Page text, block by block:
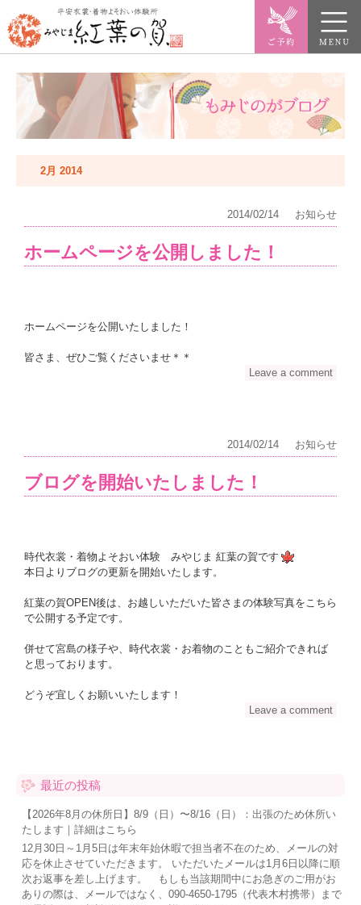
2月 2014
2014/02/14 お知らせ
ホームページを公開しました！
ホームページを公開いたしました！
皆さま、ぜひご覧くださいませ＊＊
Leave a comment
2014/02/14 お知らせ
ブログを開始いたしました！
時代衣裳・着物よそおい体験 みやじま 紅葉の賀です
本日よりブログの更新を開始いたします。
紅葉の賀OPEN後は、お越しいただいた皆さまの体験写真をこちら
で公開する予定です。
併せて宮島の様子や、時代衣裳・お着物のこともご紹介できれば
と思っております。
どうぞ宜しくお願いいたします！
Leave a comment
最近の投稿
【2026年8月の休所日】8/9（日）〜8/16（日）：出張のため休所い
たします｜詳細はこちら
12月30日～1月5日は年末年始休暇で担当者不在のため、メールの対
応を休止させていただきます。 いただいたメールは1月6日以降に順
次お返事を差し上げます。 もしも当該期間中にお急ぎのご用がお
ありの際は、メールではなく、090-4650-1795（代表木村携帯）まで